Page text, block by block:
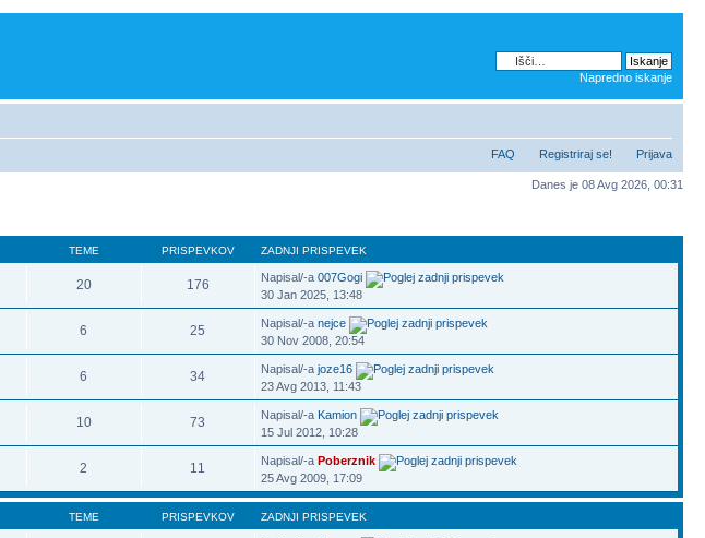
Napredno iskanje
FAQ Registriraj se! Prijava
Danes je 08 Avg 2026, 00:31
TEME PRISPEVKOV ZADNJI PRISPEVEK
20 176 Napisal/-a007Gogi
30 Jan 2025, 13:48
6 25 Napisal/-anejce
30 Nov 2008, 20:54
6 34 Napisal/-ajoze16
23 Avg 2013, 11:43
10 73 Napisal/-a Kamion
15 Jul 2012, 10:28
2 11 Napisal/-aPoberznik
25 Avg 2009, 17:09
TEME PRISPEVKOV ZADNJI PRISPEVEK